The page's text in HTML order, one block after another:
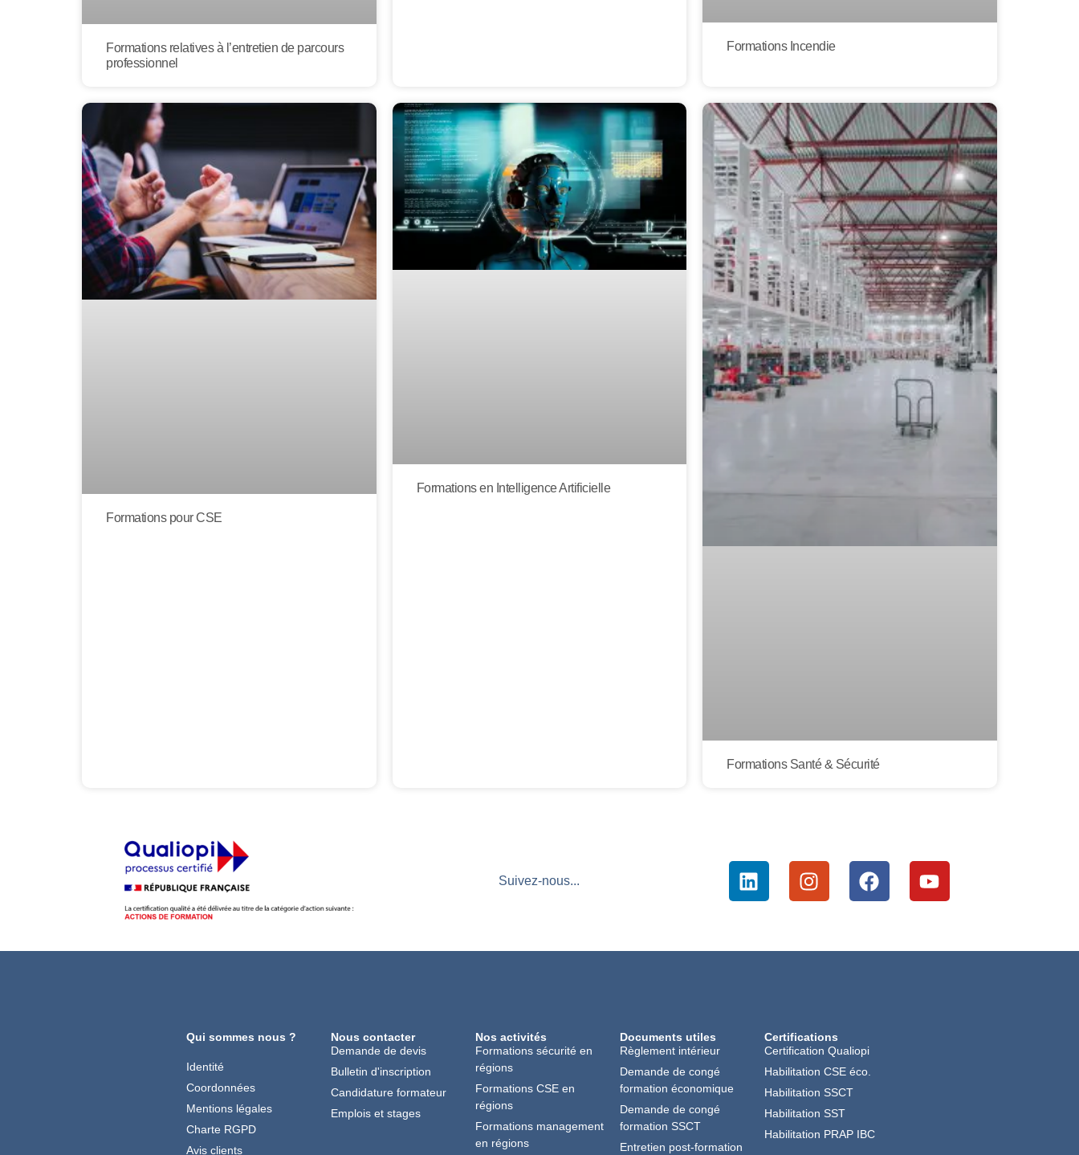
Formations relatives à l’entretien de parcours
professionnel
Formations Incendie
Formations pour CSE
Formations en Intelligence Artificielle
Formations Santé & Sécurité
Suivez-nous...
Qui sommes nous ?
Identité
Coordonnées
Mentions légales
Charte RGPD
Avis clients
Nous contacter
Demande de devis
Bulletin d'inscription
Candidature formateur
Emplois et stages
Nos activités
Formations sécurité en
régions
Formations CSE en
régions
Formations management
en régions
Documents utiles
Règlement intérieur
Demande de congé
formation économique
Demande de congé
formation SSCT
Entretien post-formation
Certifications
Certification Qualiopi
Habilitation CSE éco.
Habilitation SSCT
Habilitation SST
Habilitation PRAP IBC